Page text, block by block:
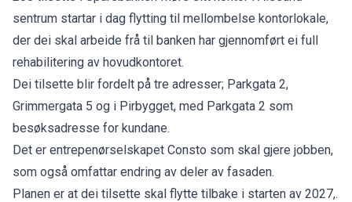
sentrum startar i dag flytting til mellombelse kontorlokale,
der dei skal arbeide frå til banken har gjennomført ei full
rehabilitering av hovudkontoret.
Dei tilsette blir fordelt på tre adresser; Parkgata 2,
Grimmergata 5 og i Pirbygget, med Parkgata 2 som
besøksadresse for kundane.
Det er entrepenørselskapet Consto som skal gjere jobben,
som også omfattar endring av deler av fasaden.
Planen er at dei tilsette skal flytte tilbake i starten av 2027,.